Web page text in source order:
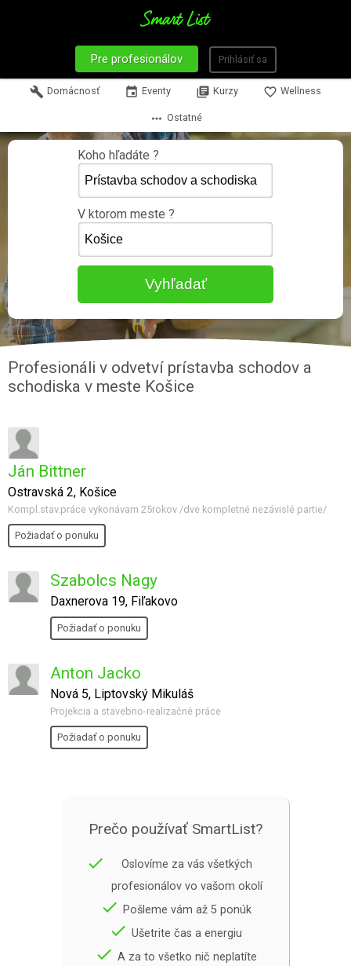
Pre profesionálov Prihlásiť sa
build Domácnosť event Eventy library_books Kurzy favorite_border Wellness
more_horiz Ostatné
Koho hľadáte ?
V ktorom meste ?
Profesionáli v odvetví prístavba schodov a
schodiska v meste Košice
Ján Bittner
Ostravská 2, Košice
Kompl.stav.práce vykonávam 25rokov /dve kompletné nezávislé partie/
Požiadať o ponuku
Szabolcs Nagy
Daxnerova 19, Fiľakovo
Požiadať o ponuku
Anton Jacko
Nová 5, Liptovský Mikuláš
Projekcia a stavebno-realizačné práce
Požiadať o ponuku
Prečo používať SmartList?
done
Oslovíme za vás všetkých
profesionálov vo vašom okolí
done Pošleme vám až 5 ponúk
done Ušetrite čas a energiu
done A za to všetko nič neplatíte